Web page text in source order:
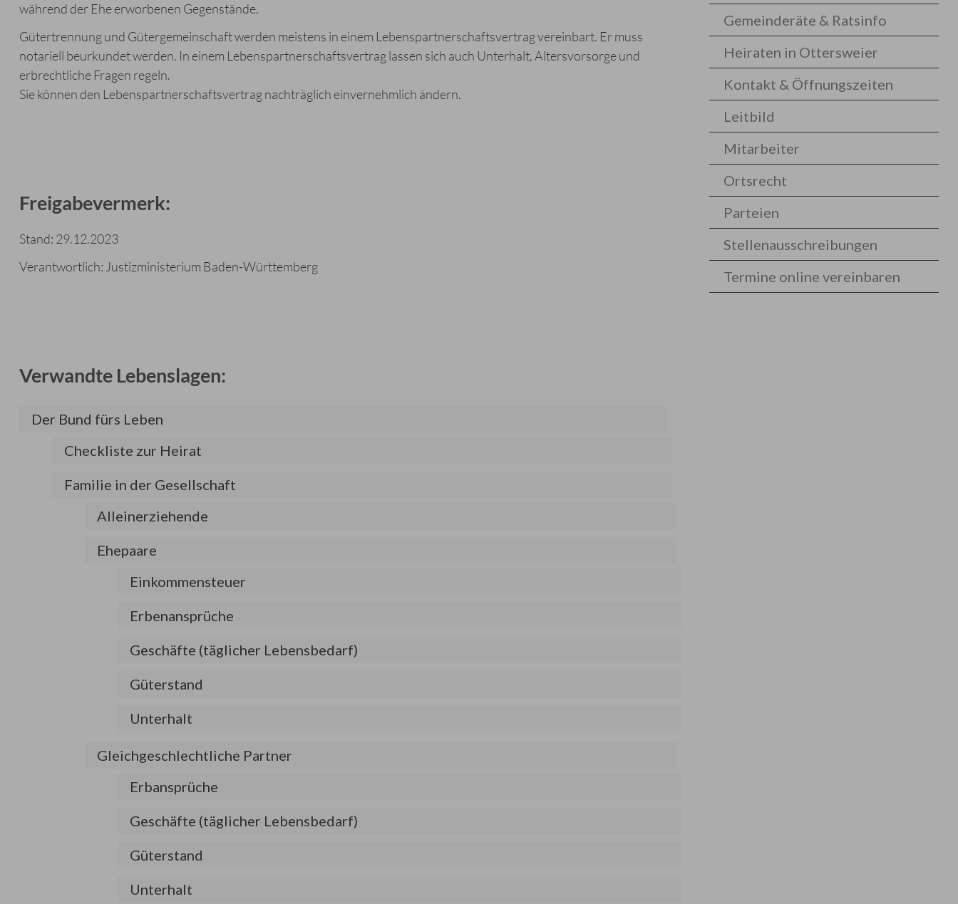
während der Ehe erworbenen Gegenstände.
Gütertrennung und Gütergemeinschaft werden meistens in einem Lebenspartnerschaftsvertrag vereinbart. Er muss
notariell beurkundet werden. In einem Lebenspartnerschaftsvertrag lassen sich auch Unterhalt, Altersvorsorge und
erbrechtliche Fragen regeln.
Sie können den Lebenspartnerschaftsvertrag nachträglich einvernehmlich ändern.
Freigabevermerk:
Stand: 29.12.2023
Verantwortlich: Justizministerium Baden-Württemberg
Verwandte Lebenslagen:
Der Bund fürs Leben
Checkliste zur Heirat
Familie in der Gesellschaft
Alleinerziehende
Ehepaare
Einkommensteuer
Erbenansprüche
Geschäfte (täglicher Lebensbedarf)
Güterstand
Unterhalt
Gleichgeschlechtliche Partner
Erbansprüche
Geschäfte (täglicher Lebensbedarf)
Güterstand
Unterhalt
Gemeinderäte & Ratsinfo
Heiraten in Ottersweier
Kontakt & Öffnungszeiten
Leitbild
Mitarbeiter
Ortsrecht
Parteien
Stellenausschreibungen
Termine online vereinbaren